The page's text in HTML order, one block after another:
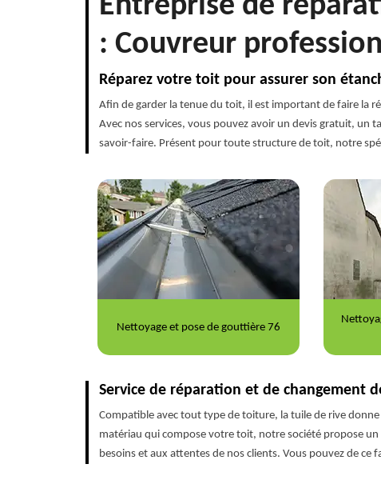
Entreprise de
: Couvreur
Réparez votre toit pour assurer son
Afin de garder la tenue du toit, il est important de faire la
Avec nos services, vous pouvez avoir un devis gratuit,
savoir-faire. Présent pour toute structure de toit, notre
Nettoyage et ravalement de façade
Service de réparation et de changement
Compatible avec tout type de toiture, la tuile de rive
matériau qui compose votre toit, notre société propose
besoins et aux attentes de nos clients. Vous pouvez de